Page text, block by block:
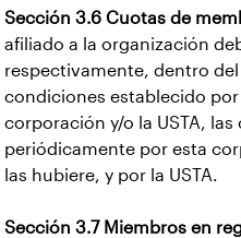
Sección 3.6 Cuotas de
afiliado a la organización
respectivamente, dentro del
condiciones establecido por
corporación y/o la USTA, las
periódicamente por esta
las hubiere, y por la USTA.
Sección 3.7 Miembros en